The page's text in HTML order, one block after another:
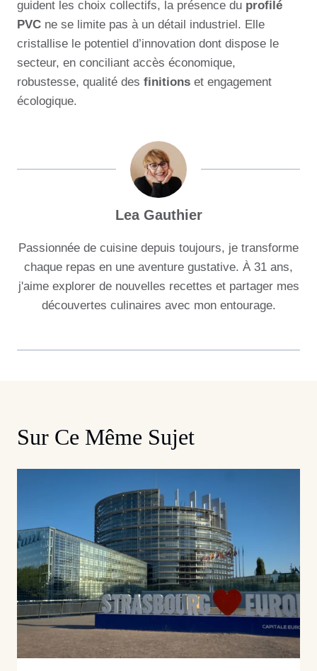
guident les choix collectifs, la présence du profilé
PVC ne se limite pas à un détail industriel. Elle
cristallise le potentiel d’innovation dont dispose le
secteur, en conciliant accès économique,
robustesse, qualité des finitions et engagement
écologique.
Lea Gauthier
Passionnée de cuisine depuis toujours, je transforme
chaque repas en une aventure gustative. À 31 ans,
j'aime explorer de nouvelles recettes et partager mes
découvertes culinaires avec mon entourage.
Sur Ce Même Sujet